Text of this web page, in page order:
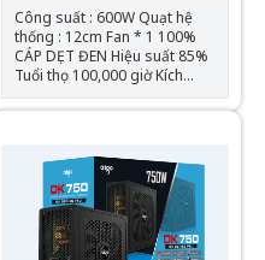
Công suất : 600W Quạt hệ
thống : 12cm Fan * 1 100%
CÁP DẸT ĐEN Hiệu suất 85%
Tuổi thọ 100,000 giờ Kích
thước 150 x 85 x 140(mm)
Output: +12V 45A (540W)